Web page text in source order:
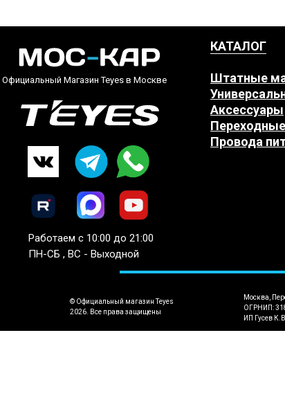
КАТАЛОГ
Москва,
ОГРНИП:
ИП Гусев К.В
© Официальный магазин Teyes
2026. Все права защищены
Аксессуары
Провода
Штатные
Работаем с 10:00 до 21:00
ПН-СБ , ВС - Выходной
Официальный Магазин Teyes в Москве